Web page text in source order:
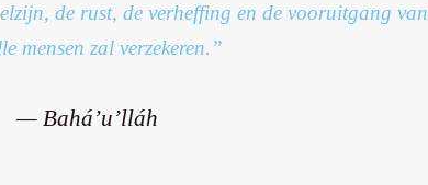
de rust, de verheffing en de vooruitgang van
mensen zal verzekeren.”
— Bahá’u’lláh